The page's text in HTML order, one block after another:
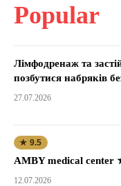
Popular
Лімфодренаж та
позбутися набряків
27.07.2026
★ 9.5
AMBY medical center
12.07.2026